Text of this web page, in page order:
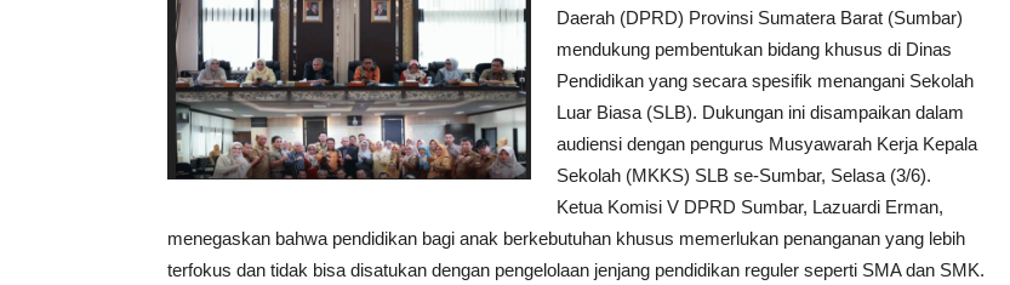
Daerah (DPRD) Provinsi Sumatera Barat (Sumbar)
mendukung pembentukan bidang khusus di Dinas
Pendidikan yang secara spesifik menangani Sekolah
Luar Biasa (SLB). Dukungan ini disampaikan dalam
audiensi dengan pengurus Musyawarah Kerja Kepala
Sekolah (MKKS) SLB se-Sumbar, Selasa (3/6).
Ketua Komisi V DPRD Sumbar, Lazuardi Erman,
menegaskan bahwa pendidikan bagi anak berkebutuhan khusus memerlukan penanganan yang lebih
terfokus dan tidak bisa disatukan dengan pengelolaan jenjang pendidikan reguler seperti SMA dan SMK.